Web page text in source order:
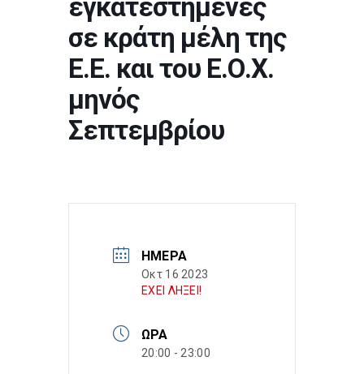
εγκατεστημένες
σε κράτη μέλη της
Ε.Ε. και του Ε.Ο.Χ.
μηνός
Σεπτεμβρίου
ΗΜΈΡΑ
Οκτ 16 2023
ΕΧΕΙ ΛΗΞΕΙ!
ΏΡΑ
20:00 - 23:00